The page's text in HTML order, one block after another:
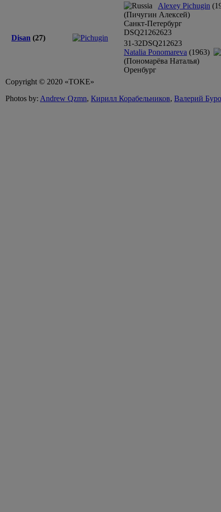
Disan (27)
Alexey Pichugin
(Пичугин Алексей)
Санкт-Петербург
DSQ21 262623
31-32DSQ21 2623
Natalia Ponomareva (1963)
(Пономарёва Наталья)
Оренбург
Copyright © 2020 «TOKE»
Photos by: Andrew Qzmn, Кирилл Корабельников, Валерий